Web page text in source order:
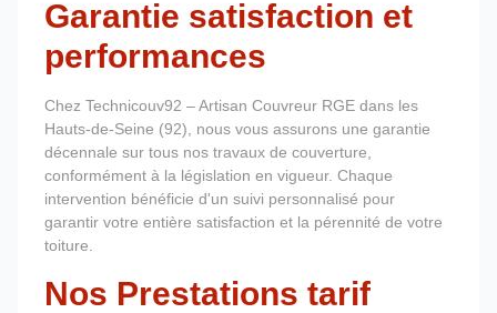
Garantie satisfaction et
performances
Chez Technicouv92 – Artisan Couvreur RGE dans les
Hauts-de-Seine (92), nous vous assurons une garantie
décennale sur tous nos travaux de couverture,
conformément à la législation en vigueur. Chaque
intervention bénéficie d'un suivi personnalisé pour
garantir votre entière satisfaction et la pérennité de votre
toiture.
Nos Prestations tarif